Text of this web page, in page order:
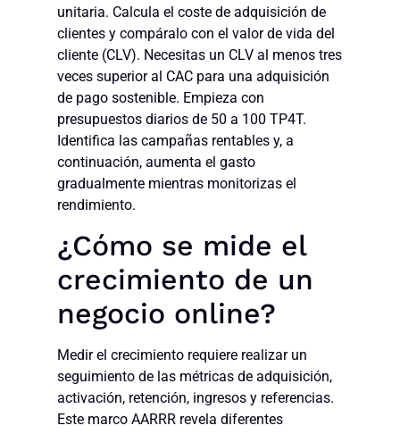
unitaria. Calcula el coste de adquisición de
clientes y compáralo con el valor de vida del
cliente (CLV). Necesitas un CLV al menos tres
veces superior al CAC para una adquisición
de pago sostenible. Empieza con
presupuestos diarios de 50 a 100 TP4T.
Identifica las campañas rentables y, a
continuación, aumenta el gasto
gradualmente mientras monitorizas el
rendimiento.
¿Cómo se mide el
crecimiento de un
negocio online?
Medir el crecimiento requiere realizar un
seguimiento de las métricas de adquisición,
activación, retención, ingresos y referencias.
Este marco AARRR revela diferentes